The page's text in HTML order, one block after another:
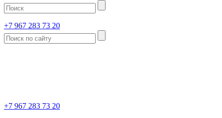
+7 967 283 73 20
+7 967 283 73 20